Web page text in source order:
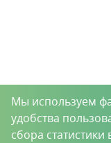
Мы используем
удобства
сбора